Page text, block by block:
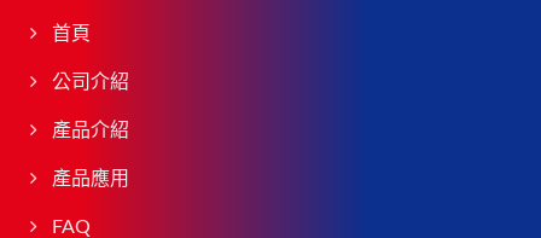
首頁
公司介紹
產品介紹
產品應用
FAQ